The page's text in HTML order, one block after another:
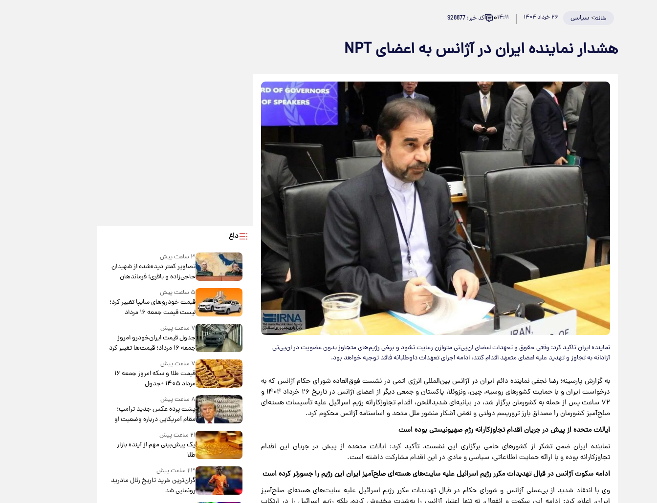
خانه>سیاسی ۲۶ خرداد ۱۴۰۴ ۱۴:۱۱۰ کد خبر: 928877
هشدار نماینده ایران در آژانس به اعضای NPT
نماینده ایران تاکید کرد: وقتی حقوق و تعهدات اعضای ان‌پی‌تی متوازن رعایت نشود و برخی رژیم‌های متجاوز بدون عضویت در ان‌پی‌تی
آزادانه به تجاوز و تهدید علیه اعضای متعهد اقدام کنند، ادامه اجرای تعهدات داوطلبانه فاقد توجیه خواهد بود.
به گزارش پارسینه؛ رضا نجفی نماینده دائم ایران در آژانس بین‌المللی انرژی اتمی در نشست فوق‌العاده شورای حکام آژانس که به
درخواست ایران و با حمایت کشورهای روسیه، چین، ونزوئلا، پاکستان و جمعی دیگر از اعضای آژانس در تاریخ ۲۶ خرداد ۱۴۰۴ و
۷۲ ساعت پس از حمله به کشورمان برگزار شد، در بیانیه‌ای شدیداللحن، اقدام تجاوزکارانه رژیم اسرائیل علیه تأسیسات هسته‌ای
صلح‌آمیز کشورمان را مصداق بارز تروریسم دولتی و نقض آشکار منشور ملل متحد و اساسنامه آژانس محکوم کرد.
ایالات متحده از پیش در جریان اقدام تجاوزکارانه رژم صهیونیستی بوده است
نماینده ایران ضمن تشکر از کشورهای حامی برگزاری این نشست، تأکید کرد: ایالات متحده از پیش در جریان این اقدام
تجاوزکارانه بوده و با ارائه حمایت اطلاعاتی، سیاسی و مادی در این اقدام مشارکت داشته است.
ادامه سکوت آژانس در قبال تهدیدات مکرر رژیم اسرائیل علیه سایت‌های هسته‌ای صلح‌آمیز ایران این رژیم را جسورتر کرده است
وی با انتقاد شدید از بی‌عملی آژانس و شورای حکام در قبال تهدیدات مکرر رژیم اسرائیل علیه سایت‌های هسته‌ای صلح‌آمیز
داغ
۳ ساعت پیش
تصاویر کمتر دیده‌شده از شهیدان
حاجی‌زاده و باقری؛ فرماندهان
شهید هوافضای ایران
۵ ساعت پیش
قیمت خودروهای سایپا تغییر کرد؛
لیست قیمت جمعه ۱۶ مرداد
منتشر شد
۷ ساعت پیش
جدول قیمت ایران‌خودرو امروز
جمعه ۱۶ مرداد؛ قیمت‌ها تغییر کرد
۷ ساعت پیش
قیمت طلا و سکه امروز جمعه ۱۶
مرداد ۱۴۰۵ +جدول
۸ ساعت پیش
پشت پرده عکس جدید ترامپ؛
مقام آمریکایی درباره وضعیت او
چه گفت؟
۲۱ ساعت پیش
یک پیش‌بینی مهم از آینده بازار
طلا
۲۳ ساعت پیش
گران‌ترین خرید تاریخ رئال مادرید
رونمایی شد